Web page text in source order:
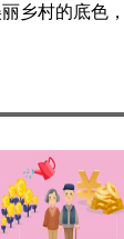
乡村的底色